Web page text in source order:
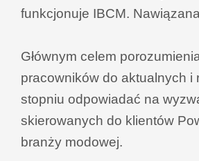
funkcjonuje IBCM.
Głównym celem
pracowników do aktualnych i
stopniu odpowiadać na
skierowanych do klientów
branży modowej.